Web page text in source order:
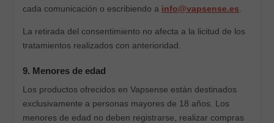
cada comunicación o escribiendo a info@vapsense.es
La retirada del consentimiento no afecta a la licitud de los
tratamientos realizados con anterioridad.
9. Menores de edad
Los productos ofrecidos en Vapsense están destinados
exclusivamente a personas mayores de 18 años. Los
menores de edad no deben registrarse, realizar compras